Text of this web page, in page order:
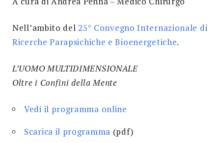
Nell’ambito del25° Convegno Internazionale di
Ricerche Parapsichiche e Bioenergetiche.
L’UOMO MULTIDIMENSIONALE
Oltre i Confini della Mente
Vedi il programma online
Scarica il programma (pdf)